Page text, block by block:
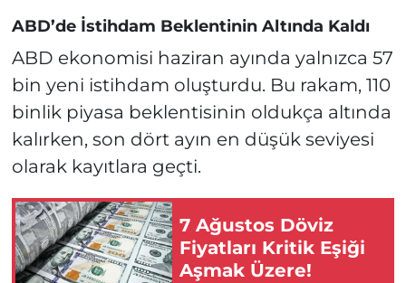
ABD’de İstihdam Beklentinin Altında Kaldı
ABD ekonomisi haziran ayında yalnızca 57
bin yeni istihdam oluşturdu. Bu rakam, 110
binlik piyasa beklentisinin oldukça altında
kalırken, son dört ayın en düşük seviyesi
olarak kayıtlara geçti.
7 Ağustos Döviz
Fiyatları Kritik Eşiği
Aşmak Üzere!